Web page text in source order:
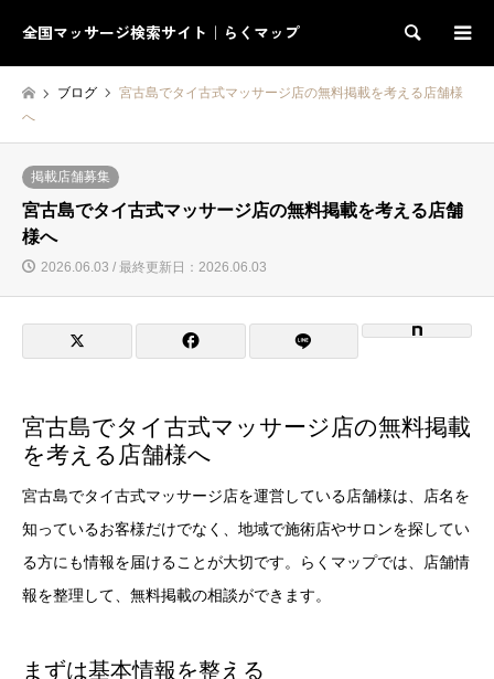
全国マッサージ検索サイト｜らくマップ 検索
ブログ
宮古島でタイ古式マッサージ店の無料掲載を考える店舗様
へ
掲載店舗募集
宮古島でタイ古式マッサージ店の無料掲載を考える店舗
様へ
2026.06.03 / 最終更新日：2026.06.03
宮古島でタイ古式マッサージ店の無料掲載
を考える店舗様へ
宮古島でタイ古式マッサージ店を運営している店舗様は、店名を
知っているお客様だけでなく、地域で施術店やサロンを探してい
る方にも情報を届けることが大切です。らくマップでは、店舗情
報を整理して、無料掲載の相談ができます。
まずは基本情報を整える